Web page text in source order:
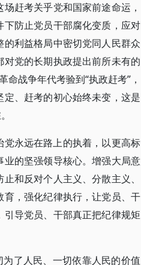
赶考关乎党和国家前途命运，
防止党员干部腐化变质，应对
利益格局中密切党同人民群众
党的长期执政提出前所未有的
战争年代考验到“执政赶考”，
、赶考的初心始终未变，这是
永远在路上的执着，以更高标
的坚强领导核心。增强大局意
和反对个人主义、分散主义、
，强化纪律执行，让党员、干
导党员、干部真正把纪律规矩
了人民、一切依靠人民的价值